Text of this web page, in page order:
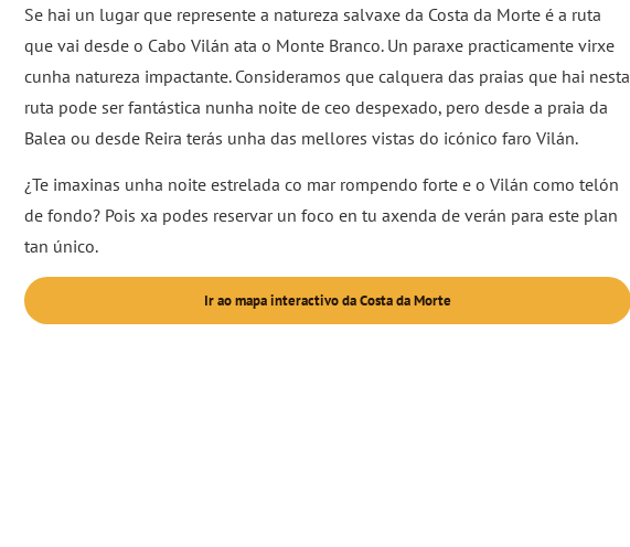
Se hai un lugar que represente a natureza salvaxe da Costa da Morte é a ruta
que vai desde o Cabo Vilán ata o Monte Branco. Un paraxe practicamente virxe
cunha natureza impactante. Consideramos que calquera das praias que hai nesta
ruta pode ser fantástica nunha noite de ceo despexado, pero desde a praia da
Balea ou desde Reira terás unha das mellores vistas do icónico faro Vilán.
¿Te imaxinas unha noite estrelada co mar rompendo forte e o Vilán como telón
de fondo? Pois xa podes reservar un foco en tu axenda de verán para este plan
tan único.
Ir ao mapa interactivo da Costa da Morte